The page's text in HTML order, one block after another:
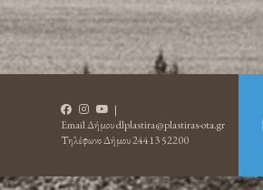
|
Email Δήμουdlplastira@plastiras-ota.gr
Τηλέφωνο Δήμου24413 52200